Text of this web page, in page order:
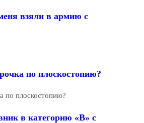
взяли в армию с
по плоскостопию?
по плоскостопию?
в категорию «В» с